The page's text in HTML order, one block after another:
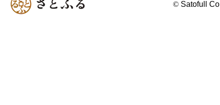
© Satofull